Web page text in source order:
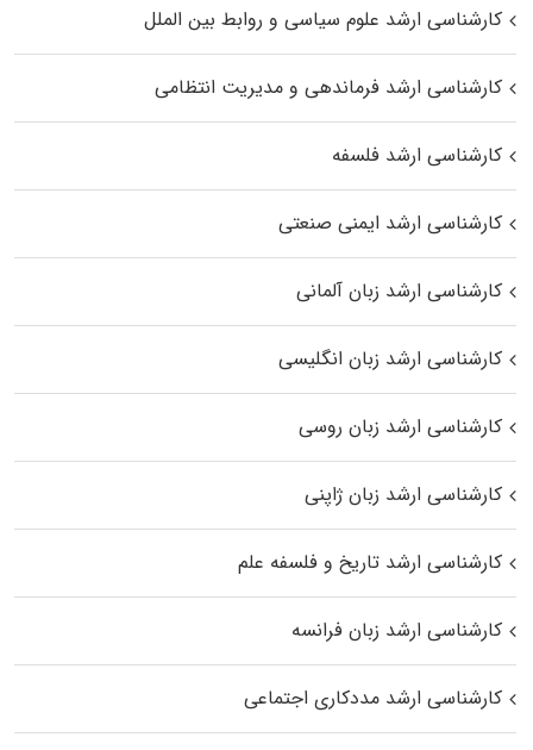
کارشناسی ارشد علوم سیاسی و روابط بین الملل
کارشناسی ارشد فرماندهی و مدیریت انتظامی
کارشناسی ارشد فلسفه
کارشناسی ارشد ایمنی صنعتی
کارشناسی ارشد زبان آلمانی
کارشناسی ارشد زبان انگلیسی
کارشناسی ارشد زبان روسی
کارشناسی ارشد زبان ژاپنی
کارشناسی ارشد تاریخ و فلسفه علم
کارشناسی ارشد زبان فرانسه
کارشناسی ارشد مددکاری اجتماعی